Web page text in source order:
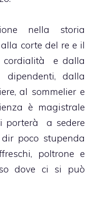
nella storia
corte del re e il
cordialità e dalla
dalla
al sommelier e
è magistrale
porterà a sedere
poco stupenda
poltrone e
dove ci si può